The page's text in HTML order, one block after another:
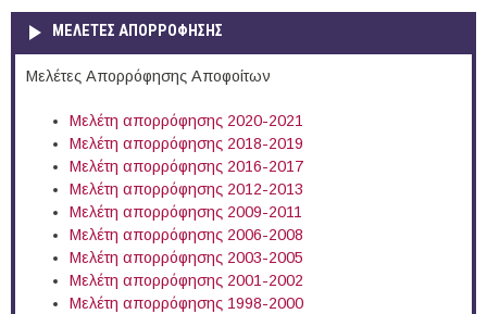
ΜΕΛΕΤΕΣ ΑΠΟΡΡΟΦΗΣΗΣ
Μελέτες Απορρόφησης Αποφοίτων
Μελέτη απορρόφησης 2020-2021
Μελέτη απορρόφησης 2018-2019
Μελέτη απορρόφησης 2016-2017
Μελέτη απορρόφησης 2012-2013
Μελέτη απορρόφησης 2009-2011
Μελέτη απορρόφησης 2006-2008
Μελέτη απορρόφησης 2003-2005
Μελέτη απορρόφησης 2001-2002
Μελέτη απορρόφησης 1998-2000